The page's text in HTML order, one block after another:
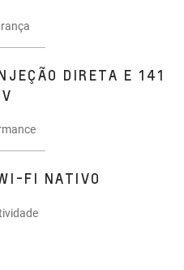
DIRETA E 141
FI NATIVO